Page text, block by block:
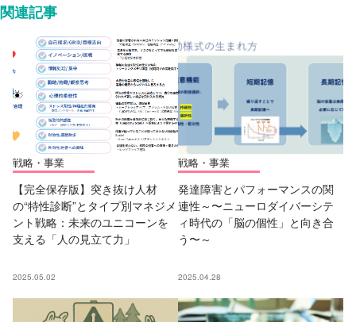
関連記事
戦略・事業
【完全保存版】突き抜け人材
の“特性診断”とタイプ別マネジメ
ント戦略：未来のユニコーンを
支える「人の見立て力」
2025.05.02
戦略・事業
発達障害とパフォーマンスの関
連性～〜ニューロダイバーシテ
ィ時代の「脳の個性」と向き合
う〜～
2025.04.28